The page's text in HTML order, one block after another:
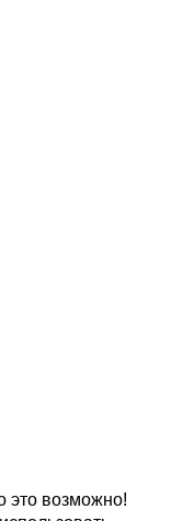
это возможно!